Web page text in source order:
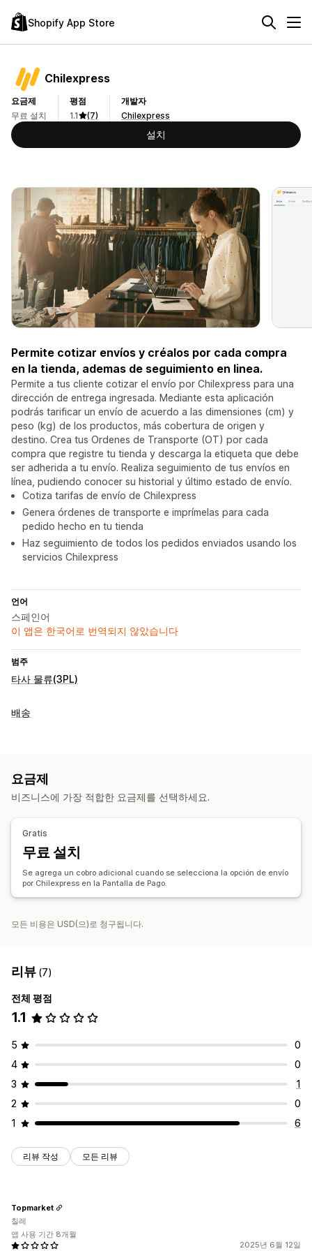
Shopify App Store
Chilexpress
요금제
무료 설치
평점
1.1
(7)
개발자
Chilexpress
설치
Permite cotizar envíos y créalos por cada compra
en la tienda, ademas de seguimiento en linea.
Permite a tus cliente cotizar el envío por Chilexpress para una
dirección de entrega ingresada. Mediante esta aplicación
podrás tarificar un envío de acuerdo a las dimensiones (cm) y
peso (kg) de los productos, más cobertura de origen y
destino. Crea tus Ordenes de Transporte (OT) por cada
compra que registre tu tienda y descarga la etiqueta que debe
ser adherida a tu envío. Realiza seguimiento de tus envíos en
línea, pudiendo conocer su historial y último estado de envío.
Cotiza tarifas de envío de Chilexpress
Genera órdenes de transporte e imprímelas para cada
pedido hecho en tu tienda
Haz seguimiento de todos los pedidos enviados usando los
servicios Chilexpress
언어
스페인어
이 앱은 한국어로 번역되지 않았습니다
범주
타사 물류(3PL)
배송
요금제
비즈니스에 가장 적합한 요금제를 선택하세요.
Gratis
무료 설치
Se agrega un cobro adicional cuando se selecciona la opción de envío
por Chilexpress en la Pantalla de Pago.
모든 비용은 USD(으)로 청구됩니다.
리뷰 (7)
전체 평점
1.1
5
0
4
0
3
1
2
0
1
6
리뷰 작성 모든 리뷰
2025년 6월 12일
Topmarket
칠레
앱 사용 기간 8개월